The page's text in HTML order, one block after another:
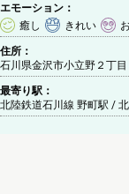
エモーション：
癒し
きれい
住所：
石川県金沢市小立野２丁目
最寄り駅：
北陸鉄道石川線 野町駅 /